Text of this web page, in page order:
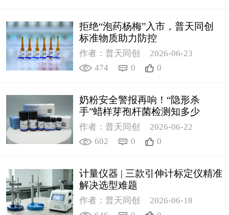
拒绝“泡药杨梅”入市，普天同创
标准物质助力防控
作者：普天同创
2026-06-23
474
0 0
奶粉安全警报再响！“隐形杀
手”蜡样芽孢杆菌检测知多少
作者：普天同创
2026-06-22
602
0 0
计量仪器 | 三款引伸计标定仪精准
解决选型难题
作者：普天同创
2026-06-18